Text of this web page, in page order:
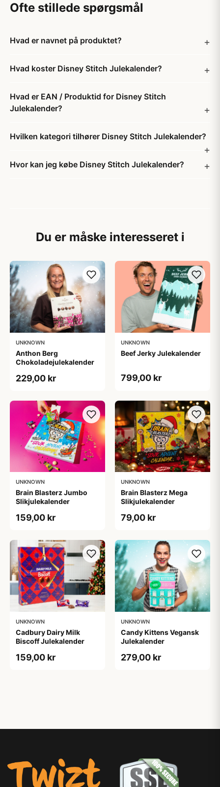
Ofte stillede spørgsmål
Hvad er navnet på produktet?
Hvad koster Disney Stitch Julekalender?
Hvad er EAN / Produktid for Disney Stitch
Julekalender?
Hvilken kategori tilhører Disney Stitch Julekalender?
Hvor kan jeg købe Disney Stitch Julekalender?
Du er måske interesseret i
UNKNOWN
Anthon Berg
Chokoladejulekalender
229,00 kr
UNKNOWN
Beef Jerky Julekalender
799,00 kr
UNKNOWN
Brain Blasterz Jumbo
Slikjulekalender
159,00 kr
UNKNOWN
Brain Blasterz Mega
Slikjulekalender
79,00 kr
UNKNOWN
Cadbury Dairy Milk
Biscoff Julekalender
159,00 kr
UNKNOWN
Candy Kittens Vegansk
Julekalender
279,00 kr